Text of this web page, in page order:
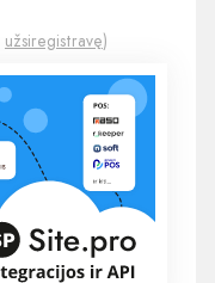
užsiregistravę)